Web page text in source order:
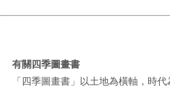
有關四季圖畫書
「四季圖畫書」以土地為橫軸，時